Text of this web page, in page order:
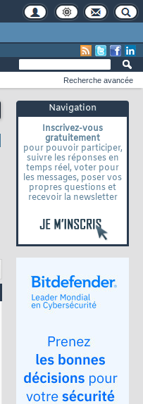
Navigation
Inscrivez-vous
gratuitement
pour pouvoir participer,
suivre les réponses en
temps réel, voter pour
les messages, poser vos
propres questions et
recevoir la newsletter
Recherche avancée